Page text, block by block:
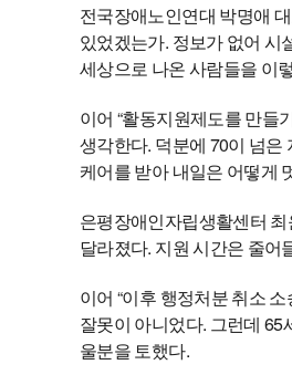
전국장애노인연대 박명애
있었겠는가. 정보가 없어 시
세상으로 나온 사람들을 이
이어 “활동지원제도를 만들
생각한다. 덕분에 70이 넘은
케어를 받아 내일은 어떻게
은평장애인자립생활센터
달라졌다. 지원 시간은 줄어
이어 “이후 행정처분 취소
잘못이 아니었다. 그런데
울분을 토했다.